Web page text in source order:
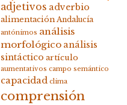
adjetivos adverbio
alimentación Andalucía
antónimos análisis
morfológico análisis
sintáctico artículo
aumentativos campo semántico
capacidad clima
comprensión